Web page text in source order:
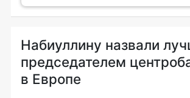
Набиуллину назвали
председателем
в Европе